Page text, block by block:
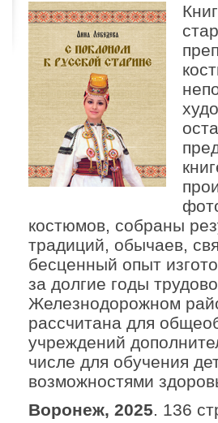
костюмов, собраны
традиций, обычаев,
бесценный опыт
за долгие годы
Железнодорожном
рассчитана для
учреждений
числе для обучения
возможностями
Воронеж, 2025. 136